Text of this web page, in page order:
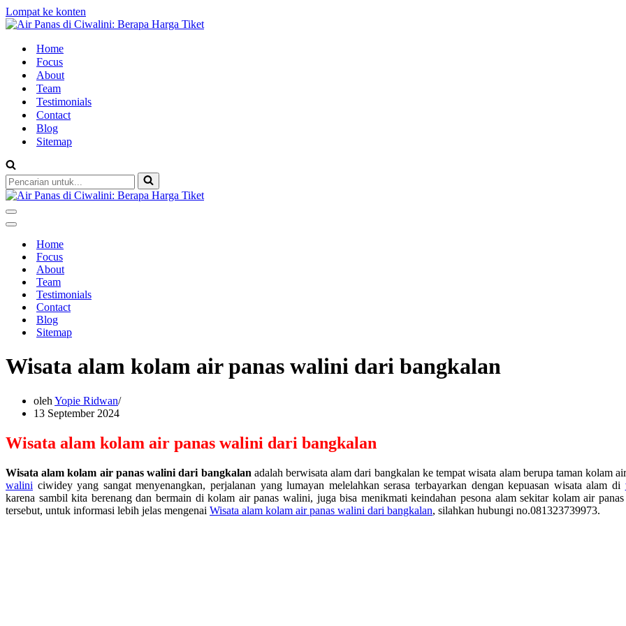
Lompat ke konten
Home
Focus
About
Team
Testimonials
Contact
Blog
Sitemap
Pencarian
untuk...
Menu
Navigasi
Menu
NavigasiHome
Focus
About
Team
Testimonials
Contact
Blog
Sitemap
Wisata alam kolam air panas walini dari bangkalan
oleh Yopie Ridwan
13 September 2024
Wisata alam kolam air panas walini dari bangkalan
Wisata alam kolam air panas walini dari bangkalan adalah berwisata alam dari bangkalan ke tempat wisata alam berupa taman kolam
walini ciwidey yang sangat menyenangkan, perjalanan yang lumayan melelahkan serasa terbayarkan dengan kepuasan wisata alam di
karena sambil kita berenang dan bermain di kolam air panas walini, juga bisa menikmati keindahan pesona alam sekitar kolam air
tersebut, untuk informasi lebih jelas mengenai Wisata alam kolam air panas walini dari bangkalan, silahkan hubungi no.081323739973.